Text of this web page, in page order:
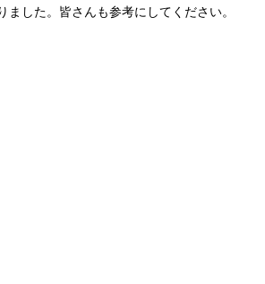
した。皆さんも参考にしてください。